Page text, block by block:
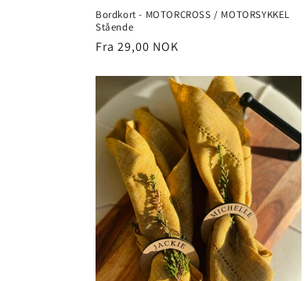
Bordkort - MOTORCROSS / MOTORSYKKEL
Stående
Vanlig
Fra 29,00 NOK